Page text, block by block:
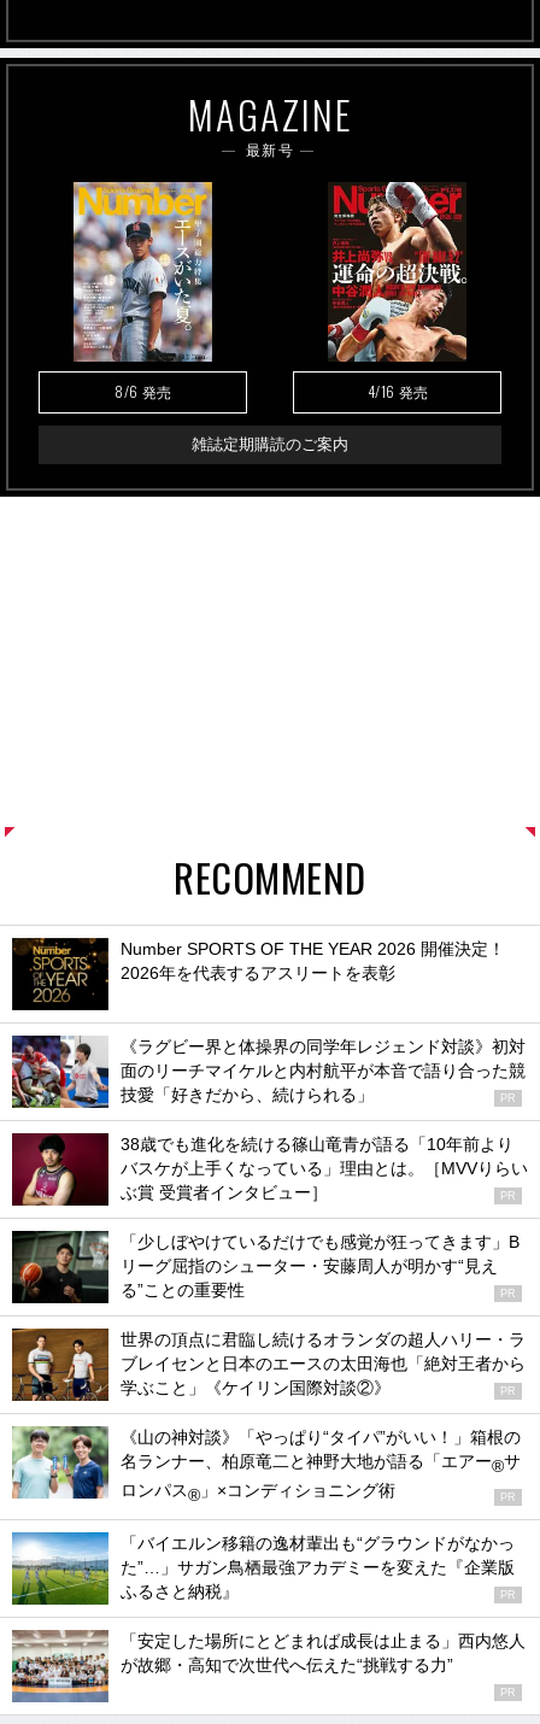
MAGAZINE
最新号
8/6 発売 4/16 発売
雑誌定期購読のご案内
RECOMMEND
Number SPORTS OF THE YEAR 2026 開催決定！
2026年を代表するアスリートを表彰
《ラグビー界と体操界の同学年レジェンド対談》初対
面のリーチマイケルと内村航平が本音で語り合った競
技愛「好きだから、続けられる」
PR
38歳でも進化を続ける篠山竜青が語る「10年前より
バスケが上手くなっている」理由とは。［MVVりらい
ぶ賞 受賞者インタビュー］
PR
「少しぼやけているだけでも感覚が狂ってきます」B
リーグ屈指のシューター・安藤周人が明かす“見え
る”ことの重要性
PR
世界の頂点に君臨し続けるオランダの超人ハリー・ラ
ブレイセンと日本のエースの太田海也「絶対王者から
学ぶこと」《ケイリン国際対談②》
PR
《山の神対談》「やっぱり“タイパ”がいい！」箱根の
名ランナー、柏原竜二と神野大地が語る「エアー®サ
ロンパス® 」×コンディショニング術 PR
「バイエルン移籍の逸材輩出も“グラウンドがなかっ
た”…」サガン鳥栖最強アカデミーを変えた『企業版
ふるさと納税』
PR
「安定した場所にとどまれば成長は止まる」西内悠人
が故郷・高知で次世代へ伝えた“挑戦する力”
PR